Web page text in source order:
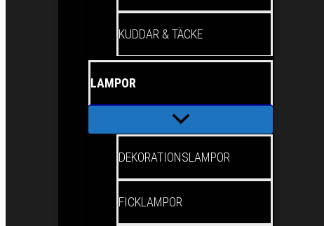
KUDDAR & TÄCKE
LAMPOR
DEKORATIONSLAMPOR
FICKLAMPOR